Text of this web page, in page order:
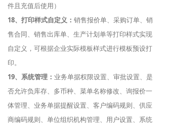
件且充值后使用）
18、打印样式自定义： 销售报价单、采购订单、销
售合同、销售出库单、生产计划单等打印样式实现
自定义，可根据企业实际模板样式进行模板预设打
印。
19、系统管理： 业务单据权限设置、审批设置、是
否允许负库存、多币种、菜单名称修改、询报价一
体管理、业务单据提醒设置、客户编码规则、供应
商编码规则、单位组织机构管理、用户设置、系统